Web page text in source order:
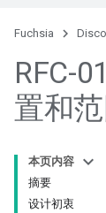
Fuchsia
RFC-
置和
本页内容
摘要
设计初衷